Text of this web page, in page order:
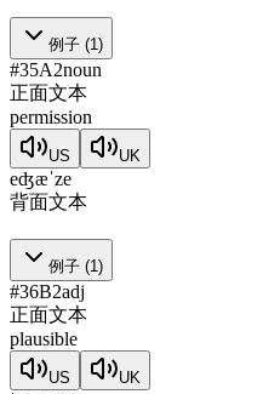
例子 (1)
#35A2noun
正面文本
permission
US UK
eʤæˈze
背面文本
例子 (1)
#36B2adj
正面文本
plausible
US UK